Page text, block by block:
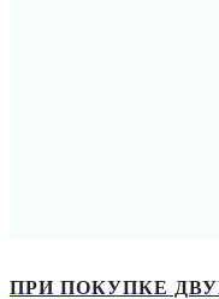
ПРИ ПОКУПКЕ